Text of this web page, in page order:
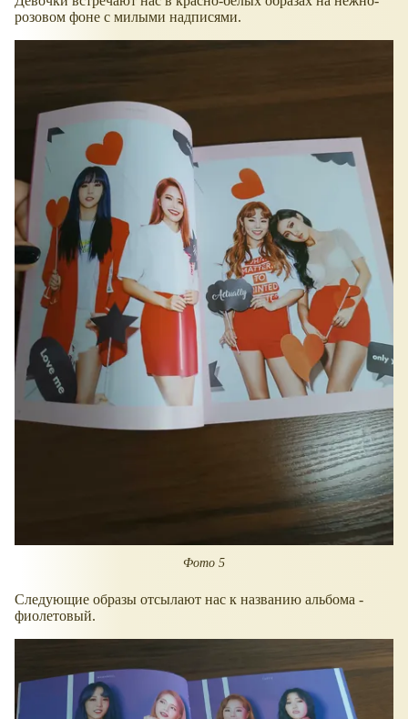
розовом фоне с милыми надписями.
Фото 5
Следующие образы отсылают нас к названию альбома -
фиолетовый.